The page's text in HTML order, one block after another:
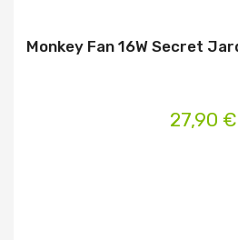
Monkey Fan 16W Secret
27,90 €